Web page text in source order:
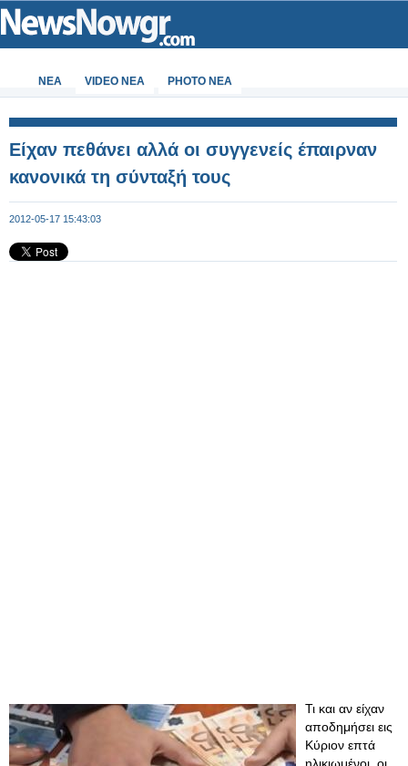
ΝΕΑ VIDEO NEA PHOTO NEA
Είχαν πεθάνει αλλά οι συγγενείς έπαιρναν
κανονικά τη σύνταξή τους
2012-05-17 15:43:03
Τι και αν είχαν
αποδημήσει εις
Κύριον επτά